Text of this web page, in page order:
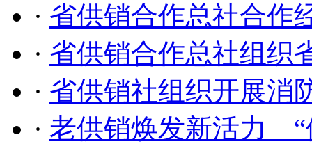
· 省供销合作总社合作
· 省供销合作总社组织
· 省供销社组织开展消
· 老供销焕发新活力 “